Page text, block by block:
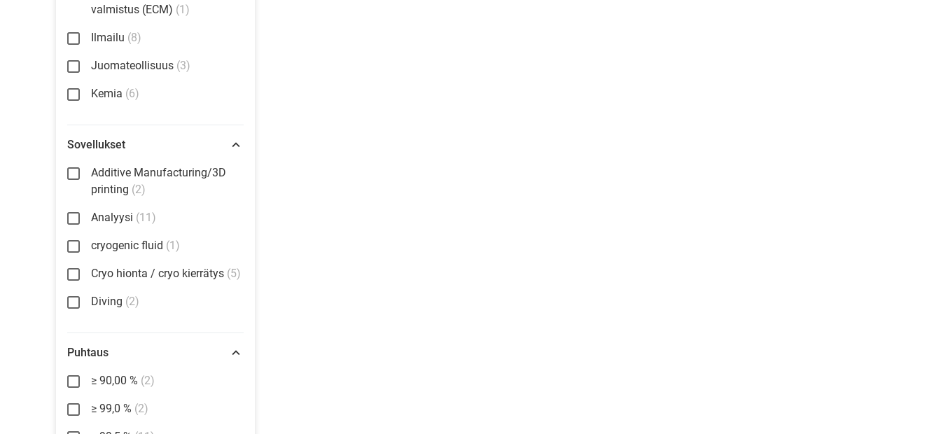
valmistus (ECM) (1)
Ilmailu (8)
Juomateollisuus (3)
Kemia (6)
Sovellukset
Additive Manufacturing/3D
printing (2)
Analyysi (11)
cryogenic fluid (1)
Cryo hionta / cryo kierrätys (5)
Diving (2)
Puhtaus
≥ 90,00 % (2)
≥ 99,0 % (2)